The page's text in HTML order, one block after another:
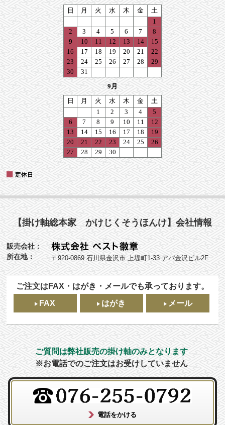
【掛け軸総本家 かけじくそうほんけ】会社情報
販売会社：
所在地：
〒920-0869 石川県金沢市 上堤町1-33 アパ金沢ビル2F
ご注文はFAX・はがき・メールでも承っております。
FAX
はがき メール
ご質問は弊社販売の掛け軸のみとなります
※お電話でのご注文はお受けしていません